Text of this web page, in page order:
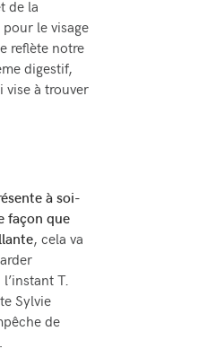
de la
le visage
reflète notre
digestif,
vise à trouver
à soi-
façon que
, cela va
T.
Sylvie
de